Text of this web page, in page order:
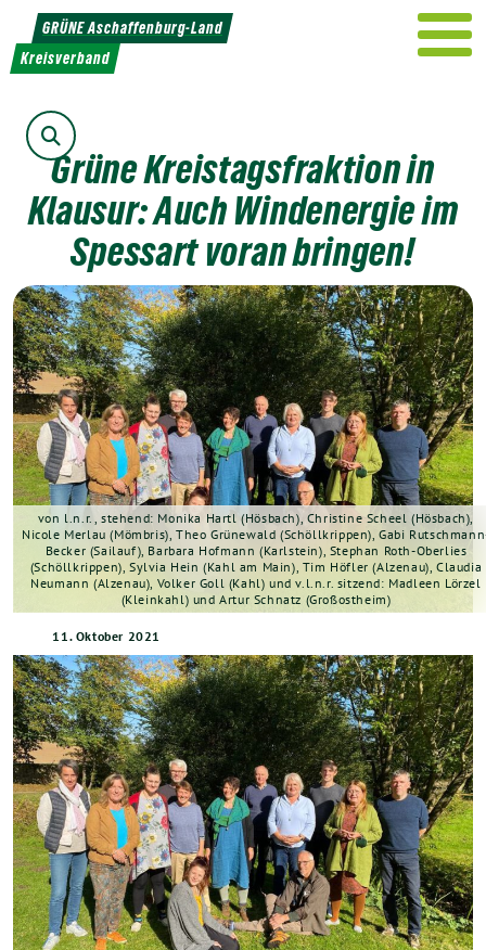
Weiter
zum
Inhalt
GRÜNE Aschaffenburg-Land
Kreisverband
Suche
Grüne Kreistagsfraktion in
Klausur: Auch Windenergie im
Spessart voran bringen!
von l.n.r., stehend: Monika Hartl (Hösbach), Christine Scheel (Hösbach),
Nicole Merlau (Mömbris), Theo Grünewald (Schöllkrippen), Gabi
Becker (Sailauf), Barbara Hofmann (Karlstein), Stephan Roth-Oberlies
(Schöllkrippen), Sylvia Hein (Kahl am Main), Tim Höfler (Alzenau), Claudia
Neumann (Alzenau), Volker Goll (Kahl) und v.l.n.r. sitzend: Madleen Lörzel
(Kleinkahl) und Artur Schnatz (Großostheim)
11. Oktober 2021